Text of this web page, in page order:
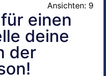
Ansichten: 9
einen
deine
der